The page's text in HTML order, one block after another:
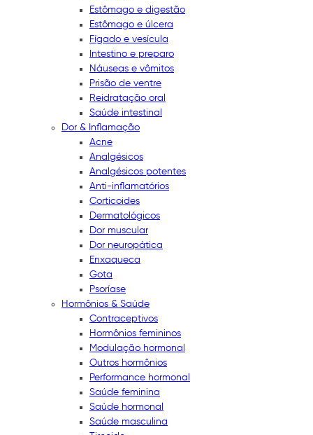
Estômago e digestão
Estômago e úlcera
Fígado e vesícula
Intestino e preparo
Náuseas e vômitos
Prisão de ventre
Reidratação oral
Saúde intestinal
Dor & Inflamação
Acne
Analgésicos
Analgésicos potentes
Anti-inflamatórios
Corticoides
Dermatológicos
Dor muscular
Dor neuropática
Enxaqueca
Gota
Psoríase
Hormônios & Saúde
Contraceptivos
Hormônios femininos
Modulação hormonal
Outros hormônios
Performance hormonal
Saúde feminina
Saúde hormonal
Saúde masculina